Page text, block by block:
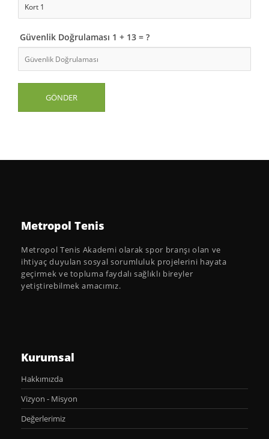
Güvenlik Doğrulaması 1 + 13 = ?
Metropol Tenis
Metropol Tenis Akademi olarak spor branşı olan ve
ihtiyaç duyulan sosyal sorumluluk projelerini hayata
geçirmek ve topluma faydalı sağlıklı bireyler
yetiştirebilmek amacımız.
Kurumsal
Hakkımızda
Vizyon - Misyon
Değerlerimiz